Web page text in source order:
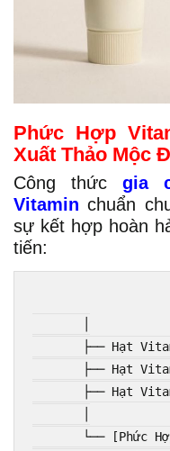
Phức Hợp
Xuất Thảo Mộc
Công thứcgia
Vitamin chuẩn
sự kết hợp hoàn
tiến:
├── Hạt
├── Hạt
├── Hạt
└── [Phức